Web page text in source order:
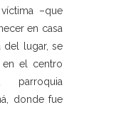
–que
en casa
del lugar, se
el centro
donde fue